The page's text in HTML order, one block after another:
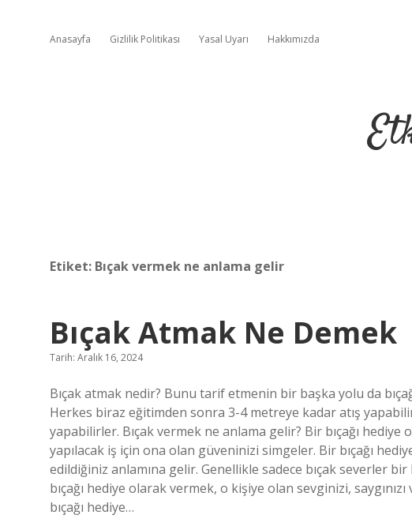
Anasayfa Gizlilik Politikası Yasal Uyarı Hakkımızda
Etiket: Bıçak vermek ne anlama gelir
Bıçak Atmak Ne Demek
Tarih: Aralık 16, 2024
Bıçak atmak nedir? Bunu tarif etmenin bir başka yolu da
Herkes biraz eğitimden sonra 3-4 metreye kadar atış
yapabilirler. Bıçak vermek ne anlama gelir? Bir bıçağı hediye
yapılacak iş için ona olan güveninizi simgeler. Bir bıçağı
edildiğiniz anlamına gelir. Genellikle sadece bıçak severler
bıçağı hediye olarak vermek, o kişiye olan sevginizi,
bıçağı hediye…